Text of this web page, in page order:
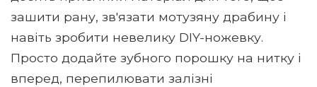
зашити рану, зв'язати мотузяну драбину і
навіть зробити невелику DIY-ножевку.
Просто додайте зубного порошку на нитку і
вперед, перепилювати залізні